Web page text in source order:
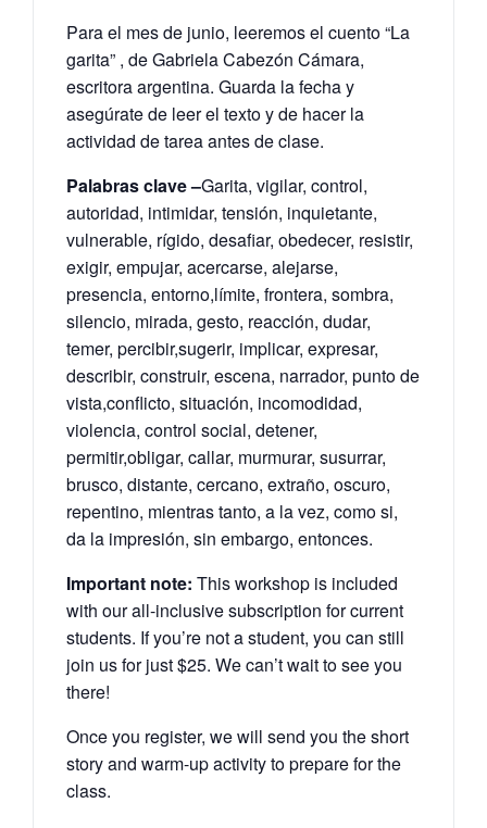
Para el mes de junio, leeremos el cuento “La
garita” , de Gabriela Cabezón Cámara,
escritora argentina. Guarda la fecha y
asegúrate de leer el texto y de hacer la
actividad de tarea antes de clase.
Palabras clave –Garita, vigilar, control,
autoridad, intimidar, tensión, inquietante,
vulnerable, rígido, desafiar, obedecer, resistir,
exigir, empujar, acercarse, alejarse,
presencia, entorno,límite, frontera, sombra,
silencio, mirada, gesto, reacción, dudar,
temer, percibir,sugerir, implicar, expresar,
describir, construir, escena, narrador, punto de
vista,conflicto, situación, incomodidad,
violencia, control social, detener,
permitir,obligar, callar, murmurar, susurrar,
brusco, distante, cercano, extraño, oscuro,
repentino, mientras tanto, a la vez, como si,
da la impresión, sin embargo, entonces.
Important note: This workshop is included
with our all-inclusive subscription for current
students. If you’re not a student, you can still
join us for just $25. We can’t wait to see you
there!
Once you register, we will send you the short
story and warm-up activity to prepare for the
class.